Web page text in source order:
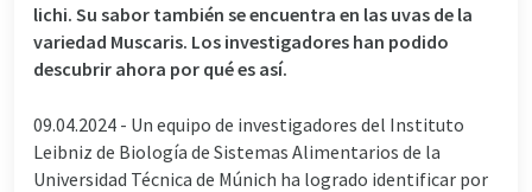
lichi. Su sabor también se encuentra en las uvas de la
variedad Muscaris. Los investigadores han podido
descubrir ahora por qué es así.
09.04.2024 - Un equipo de investigadores del Instituto
Leibniz de Biología de Sistemas Alimentarios de la
Universidad Técnica de Múnich ha logrado identificar por